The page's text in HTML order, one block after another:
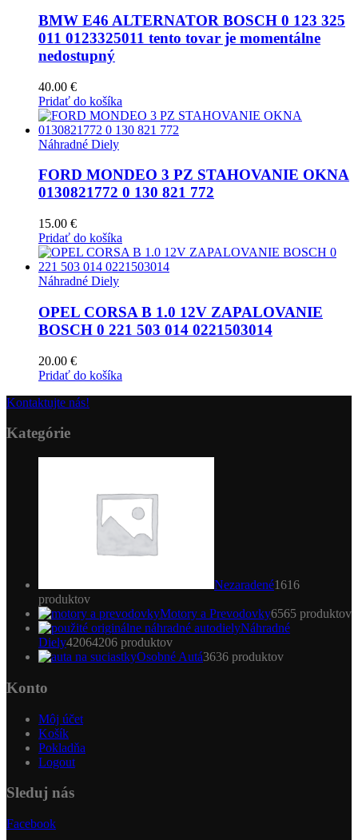
BMW E46 ALTERNATOR BOSCH 0 123 325
011 0123325011 tento tovar je momentálne
nedostupný
40.00 €
Pridať do košíka
Náhradné Diely
FORD MONDEO 3 PZ STAHOVANIE OKNA
0130821772 0 130 821 772
15.00 €
Pridať do košíka
Náhradné Diely
OPEL CORSA B 1.0 12V ZAPALOVANIE
BOSCH 0 221 503 014 0221503014
20.00 €
Pridať do košíka
Kontaktujte nás!
Kategórie
Nezaradené1616
produktov
Motory a Prevodovky6565 produktov
Náhradné
Diely42064206 produktov
Osobné Autá3636 produktov
Konto
Môj účet
Košík
Pokladňa
Logout
Sleduj nás
Facebook